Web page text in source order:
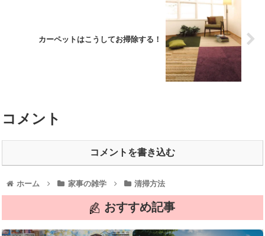
カーペットはこうしてお掃除する！
コメント
コメントを書き込む
ホーム 家事の雑学 清掃方法
おすすめ記事